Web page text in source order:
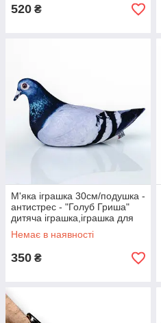
520 ₴
М'яка іграшка 30см/подушка -
антистрес - "Голуб Гриша"
дитяча іграшка,іграшка для
дітей,іграшка птах
Немає в наявності
350 ₴